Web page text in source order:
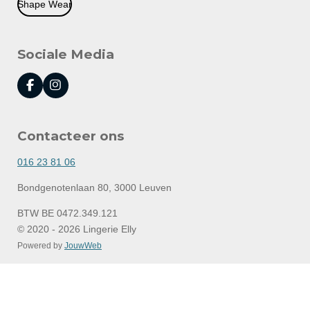
Shape Wear
Sociale Media
F
a
b
o
k
I
n
a
r
a
Contacteer ons
016 23 81 06
Bondgenotenlaan 80, 3000 Leuven
BTW BE 0472.349.121
© 2020 - 2026 Lingerie Elly
Powered by JouwWeb